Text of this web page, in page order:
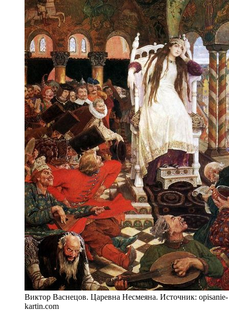
Виктор Васнецов. Царевна Несмеяна. Источник: opisanie-
kartin.com